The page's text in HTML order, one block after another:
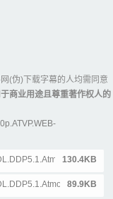
(伪)下载字幕的人均需同意
商业用途且尊重著作权人的
130.4KB
89.9KB